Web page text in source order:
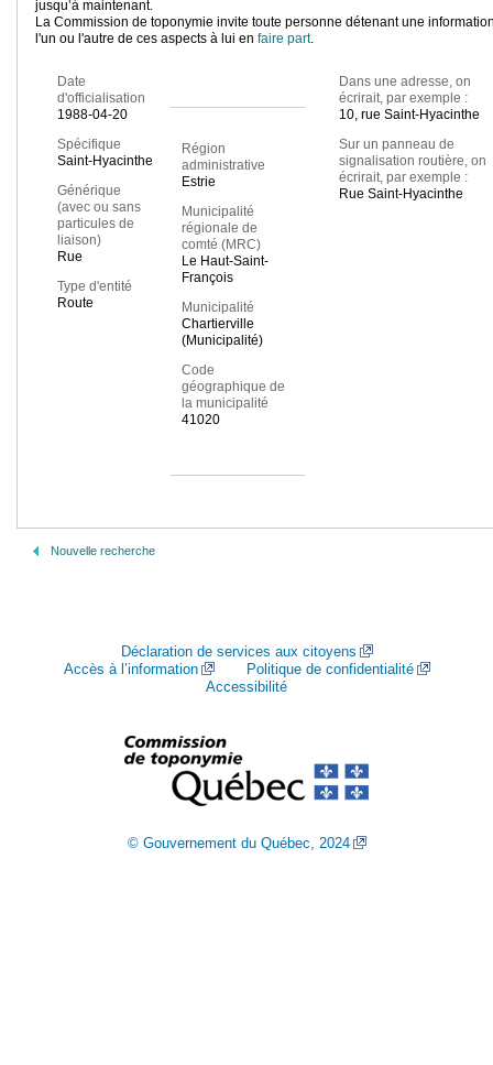
jusqu’à maintenant.
La Commission de toponymie invite toute personne détenant une
l'un ou l'autre de ces aspects à lui en faire part.
Date
d'officialisation
1988-04-20
Spécifique
Saint-Hyacinthe
Générique
(avec ou sans
particules de
liaison)
Rue
Type d'entité
Route
Région
administrative
Estrie
Municipalité
régionale de
comté (MRC)
Le Haut-Saint-
François
Municipalité
Chartierville
(Municipalité)
Code
géographique de
la municipalité
41020
Dans une adresse, on
écrirait, par exemple :
10, rue Saint-Hyacinthe
Sur un panneau de
signalisation routière, on
écrirait, par exemple :
Rue Saint-Hyacinthe
Nouvelle recherche
Déclaration de services aux citoyens
Accès à l’information
Politique de confidentialité
Accessibilité
© Gouvernement du Québec, 2024